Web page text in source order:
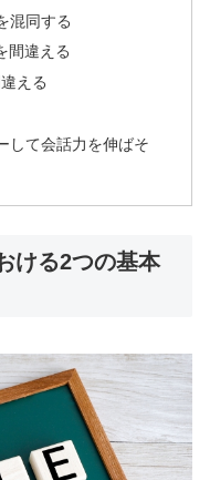
混同する
間違える
える
して会話力を伸ばそ
ける2つの基本